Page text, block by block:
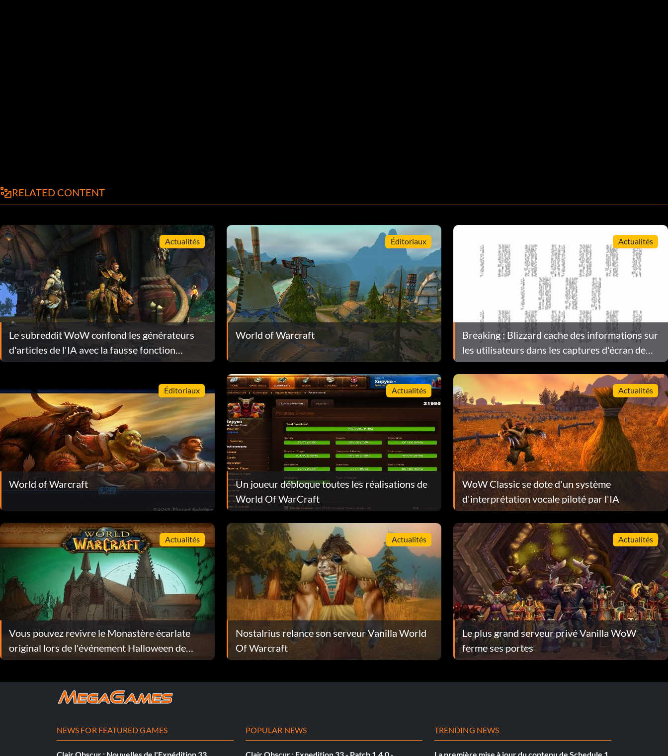
RELATED CONTENT
Actualités
Le subreddit WoW confond les générateurs
d'articles de l'IA avec la fausse fonction
"Glorbo".
Éditoriaux
World of Warcraft
Actualités
Breaking : Blizzard cache des informations sur
les utilisateurs dans les captures d'écran de
WoW
Éditoriaux
World of Warcraft
Actualités
Un joueur débloque toutes les réalisations de
World Of WarCraft
Actualités
WoW Classic se dote d'un système
d'interprétation vocale piloté par l'IA
Actualités
Vous pouvez revivre le Monastère écarlate
original lors de l'événement Halloween de
WoW
Actualités
Nostalrius relance son serveur Vanilla World
Of Warcraft
Actualités
Le plus grand serveur privé Vanilla WoW
ferme ses portes
NEWS FOR FEATURED GAMES POPULAR NEWS TRENDING NEWS